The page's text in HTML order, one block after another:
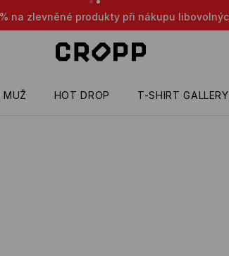
při nákupu libovolných 5 produktů 😎👌🔥
MUŽ HOT DROP T-SHIRT GALLERY